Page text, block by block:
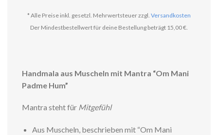
* Alle Preise inkl. gesetzl. Mehrwertsteuer zzgl. Versandkosten
Der Mindestbestellwert für deine Bestellung beträgt 15,00 €.
Handmala aus Muscheln mit Mantra “Om Mani
Padme Hum”
Mantra steht für Mitgefühl
Aus Muscheln, beschrieben mit “Om Mani